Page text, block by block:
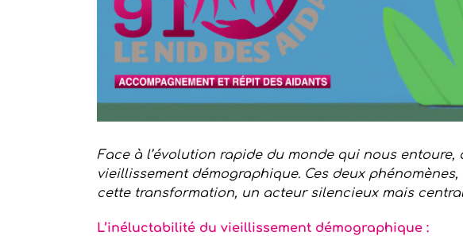
Face à l’évolution rapide du monde qui nous
vieillissement démographique. Ces deux
cette transformation, un acteur silencieux mais
L’inéluctabilité du vieillissement démographique :